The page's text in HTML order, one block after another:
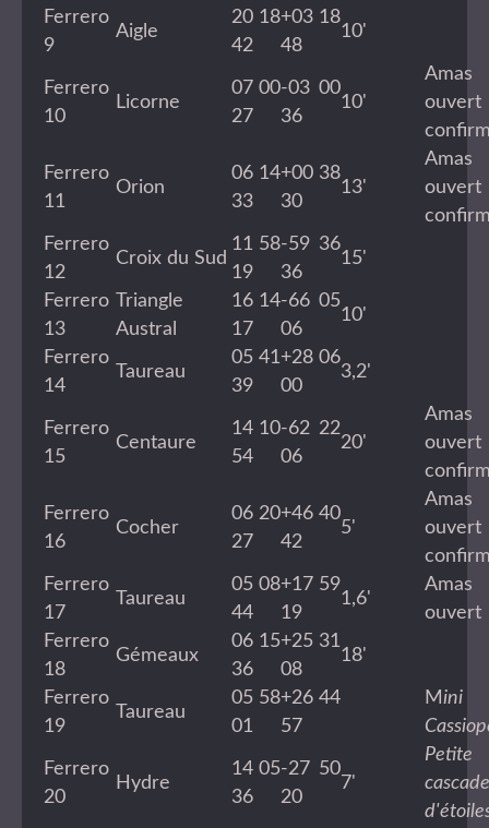
Ferrero
9
Aigle
20 18
42
+03 18
48
10'
Ferrero
10
Licorne
07 00
27
-03 00
36
10'
Amas
ouvert
Ferrero
11
Orion
06 14
33
+00 38
30
13'
Amas
ouvert
Ferrero
12
Croix du Sud
11 58
19
-59 36
36
15'
Ferrero
13
Triangle
Austral
16 14
17
-66 05
06
10'
Ferrero
14
Taureau
05 41
39
+28 06
00
3,2'
Ferrero
15
Centaure
14 10
54
-62 22
06
20'
Amas
ouvert
Ferrero
16
Cocher
06 20
27
+46 40
42
5'
Amas
ouvert
Ferrero
17
Taureau
05 08
44
+17 59
19
1,6'
Amas
ouvert
Ferrero
18
Gémeaux
06 15
36
+25 31
08
18'
Ferrero
19
Taureau
05 58
01
+26 44
57
Mini
Ferrero
20
Hydre
14 05
36
-27 50
20
7'
Petite
cascade